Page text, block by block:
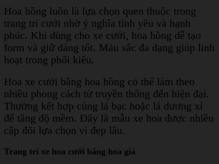
Hoa hồng luôn là lựa chọn quen thuộc trong
trang trí cưới nhờ ý nghĩa tình yêu và hạnh
phúc. Khi dùng cho xe cưới, hoa hồng dễ tạo
form và giữ dáng tốt. Màu sắc đa dạng giúp linh
hoạt trong phối kiểu.
Hoa xe cưới bằng hoa hồng có thể làm theo
nhiều phong cách từ truyền thống đến hiện đại.
Thường kết hợp cùng lá bạc hoặc lá dương xỉ
để tăng độ mềm. Đây là mẫu xe hoa được nhiều
cặp đôi lựa chọn vì đẹp lâu.
Trang trí xe hoa cưới bằng hoa giả